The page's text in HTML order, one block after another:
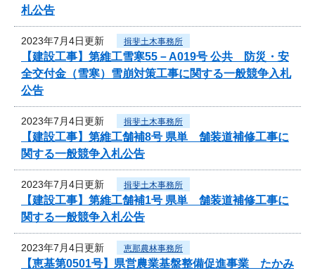
札公告
2023年7月4日更新 揖斐土木事務所
【建設工事】第維工雪寒55－A019号 公共 防災・安
全交付金（雪寒）雪崩対策工事に関する一般競争入札
公告
2023年7月4日更新 揖斐土木事務所
【建設工事】第維工舗補8号 県単 舗装道補修工事に
関する一般競争入札公告
2023年7月4日更新 揖斐土木事務所
【建設工事】第維工舗補1号 県単 舗装道補修工事に
関する一般競争入札公告
2023年7月4日更新 恵那農林事務所
【恵基第0501号】県営農業基盤整備促進事業 たかみ